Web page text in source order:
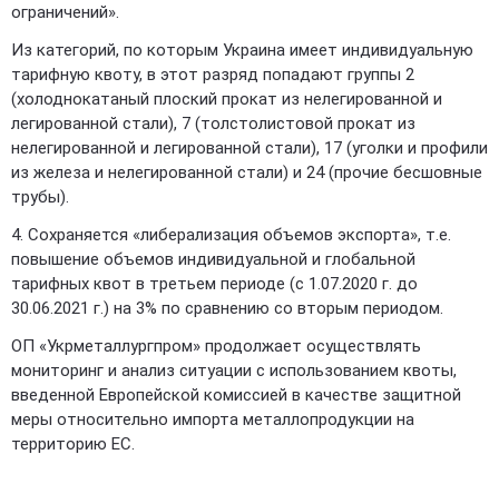
ограничений».
Из категорий, по которым Украина имеет индивидуальную
тарифную квоту, в этот разряд попадают группы 2
(холоднокатаный плоский прокат из нелегированной и
легированной стали), 7 (толстолистовой прокат из
нелегированной и легированной стали), 17 (уголки и профили
из железа и нелегированной стали) и 24 (прочие бесшовные
трубы).
4. Сохраняется «либерализация объемов экспорта», т.е.
повышение объемов индивидуальной и глобальной
тарифных квот в третьем периоде (с 1.07.2020 г. до
30.06.2021 г.) на 3% по сравнению со вторым периодом.
ОП «Укрметаллургпром» продолжает осуществлять
мониторинг и анализ ситуации с использованием квоты,
введенной Европейской комиссией в качестве защитной
меры относительно импорта металлопродукции на
территорию ЕС.